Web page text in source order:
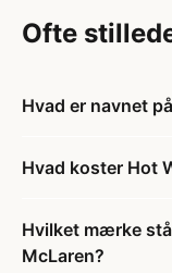
Ofte
Hvad er navnet
Hvad koster Hot
Hvilket mærke
McLaren?